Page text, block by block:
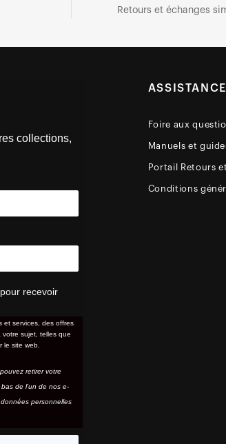
Retours et échanges
collections,
recevoir
et services, des offres
sujet, telles que
le site web.
retirer votre
de l'un de nos e-
personnelles
ASSISTANCE
Foire aux
Manuels et
Portail Retours
Conditions